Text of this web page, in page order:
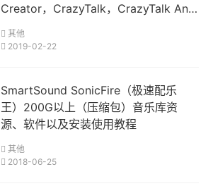
Creator，CrazyTalk，CrazyTalk Ani
mator等软件及其素材分享
其他
2019-02-22
SmartSound SonicFire（极速配乐
王）200G以上（压缩包）音乐库资
源、软件以及安装使用教程
其他
2018-06-25